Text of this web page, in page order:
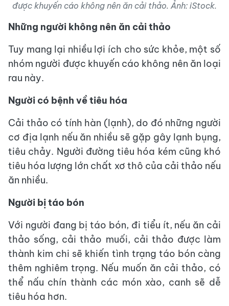
được khuyến cáo không nên ăn cải thảo. Ảnh: iStock.
Những người không nên ăn cải thảo
Tuy mang lại nhiều lợi ích cho sức khỏe, một số
nhóm người được khuyến cáo không nên ăn loại
rau này.
Người có bệnh về tiêu hóa
Cải thảo có tính hàn (lạnh), do đó những người
cơ địa lạnh nếu ăn nhiều sẽ gặp gây lạnh bụng,
tiêu chảy. Người đường tiêu hóa kém cũng khó
tiêu hóa lượng lớn chất xơ thô của cải thảo nếu
ăn nhiều.
Người bị táo bón
Với người đang bị táo bón, đi tiểu ít, nếu ăn cải
thảo sống, cải thảo muối, cải thảo được làm
thành kim chi sẽ khiến tình trạng táo bón càng
thêm nghiêm trọng. Nếu muốn ăn cải thảo, có
thể nấu chín thành các món xào, canh sẽ dễ
tiêu hóa hơn.